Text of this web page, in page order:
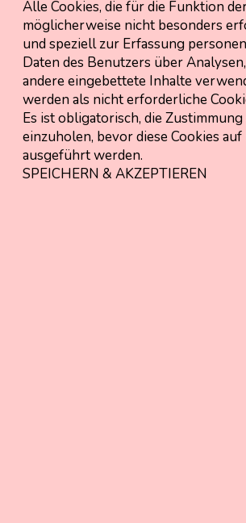
Alle Cookies, die für die Funktion
möglicherweise nicht besonders
und speziell zur Erfassung
Daten des Benutzers über
andere eingebettete Inhalte
werden als nicht erforderliche
Es ist obligatorisch, die
einzuholen, bevor diese Cookies
ausgeführt werden.
SPEICHERN & AKZEPTIEREN